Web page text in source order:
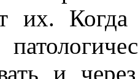
их.
и